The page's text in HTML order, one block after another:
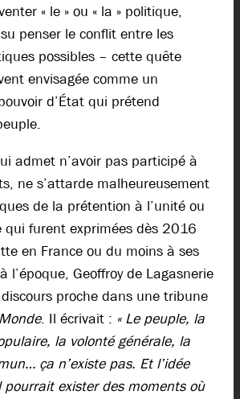
« le » ou « la » politique,
penser le conflit entre les
possibles – cette quête
envisagée comme un
d’État qui prétend
admet n’avoir pas participé à
ne s’attarde malheureusement
de la prétention à l’unité ou
qui furent exprimées dès 2016
en France ou du moins à ses
l’époque, Geoffroy de Lagasnerie
proche dans une tribune
. Il écrivait : « Le peuple, la
la volonté générale, la
ça n’existe pas. Et l’idée
pourrait exister des moments où